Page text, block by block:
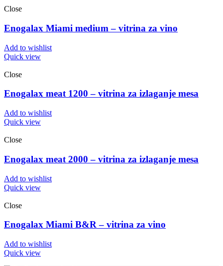
Close
Enogalax Miami medium – vitrina za vino
Add to wishlist
Quick view
Close
Enogalax meat 1200 – vitrina za izlaganje mesa
Add to wishlist
Quick view
Close
Enogalax meat 2000 – vitrina za izlaganje mesa
Add to wishlist
Quick view
Close
Enogalax Miami B&R – vitrina za vino
Add to wishlist
Quick view